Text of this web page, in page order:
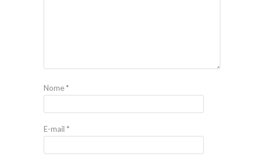
Nome*
E-mail *